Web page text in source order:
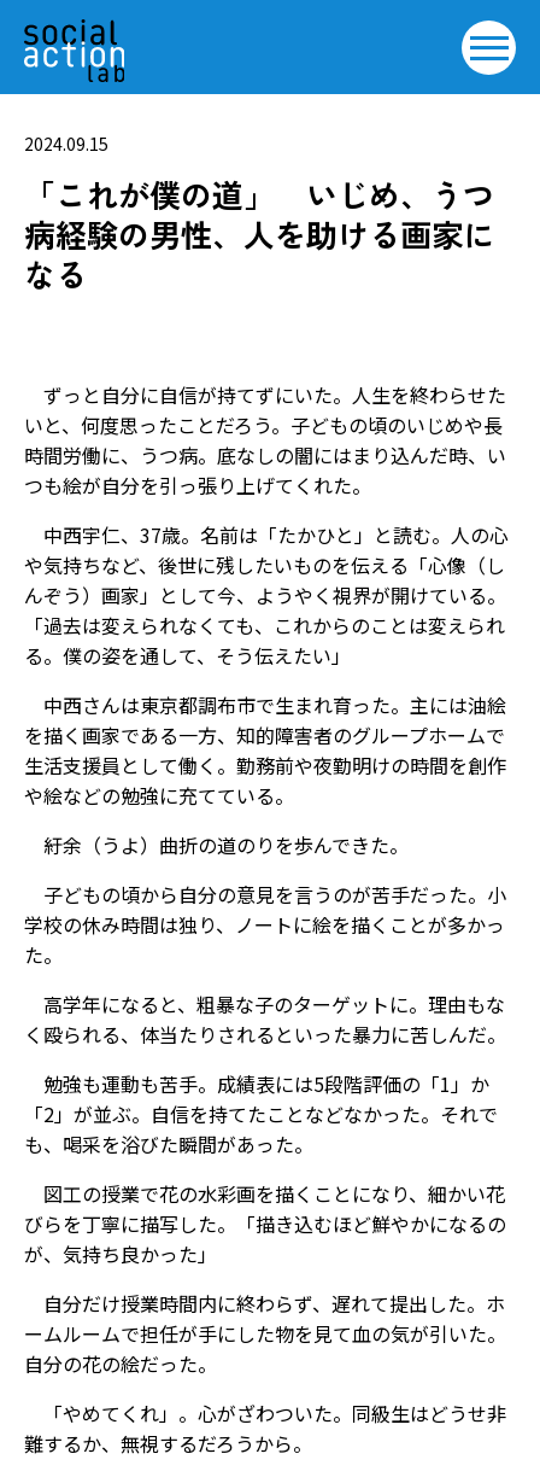
2024.09.15
「これが僕の道」 いじめ、うつ
病経験の男性、人を助ける画家に
なる
ずっと自分に自信が持てずにいた。人生を終わらせた
いと、何度思ったことだろう。子どもの頃のいじめや長
時間労働に、うつ病。底なしの闇にはまり込んだ時、い
つも絵が自分を引っ張り上げてくれた。
中西宇仁、37歳。名前は「たかひと」と読む。人の心
や気持ちなど、後世に残したいものを伝える「心像（し
んぞう）画家」として今、ようやく視界が開けている。
「過去は変えられなくても、これからのことは変えられ
る。僕の姿を通して、そう伝えたい」
中西さんは東京都調布市で生まれ育った。主には油絵
を描く画家である一方、知的障害者のグループホームで
生活支援員として働く。勤務前や夜勤明けの時間を創作
や絵などの勉強に充てている。
紆余（うよ）曲折の道のりを歩んできた。
子どもの頃から自分の意見を言うのが苦手だった。小
学校の休み時間は独り、ノートに絵を描くことが多かっ
た。
高学年になると、粗暴な子のターゲットに。理由もな
く殴られる、体当たりされるといった暴力に苦しんだ。
勉強も運動も苦手。成績表には5段階評価の「1」か
「2」が並ぶ。自信を持てたことなどなかった。それで
も、喝采を浴びた瞬間があった。
図工の授業で花の水彩画を描くことになり、細かい花
びらを丁寧に描写した。「描き込むほど鮮やかになるの
が、気持ち良かった」
自分だけ授業時間内に終わらず、遅れて提出した。ホ
ームルームで担任が手にした物を見て血の気が引いた。
自分の花の絵だった。
「やめてくれ」。心がざわついた。同級生はどうせ非
難するか、無視するだろうから。